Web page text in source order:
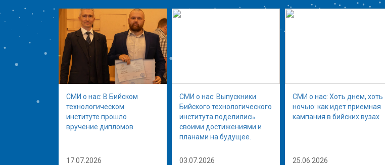
СМИ о нас: В Бийском
технологическом
институте прошло
вручение дипломов
17.07.2026
СМИ о нас: Выпускники
Бийского технологического
института поделились
своими достижениями и
планами на будущее.
03.07.2026
СМИ о нас: Хоть днем, хоть
ночью: как идет приемная
кампания в бийских вузах
25.06.2026